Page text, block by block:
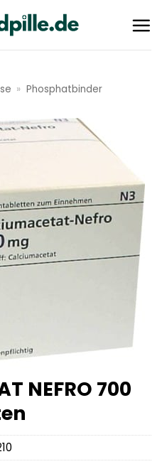
» Phosphatbinder
NEFRO 700